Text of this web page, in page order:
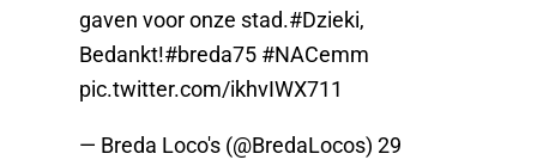
gaven voor onze stad.#Dzieki,
Bedankt!#breda75 #NACemm
pic.twitter.com/ikhvIWX711
— Breda Loco's (@BredaLocos) 29